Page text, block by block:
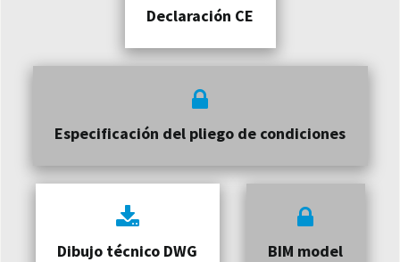
Declaración CE
Especificación del pliego de condiciones
Dibujo técnico DWG BIM model